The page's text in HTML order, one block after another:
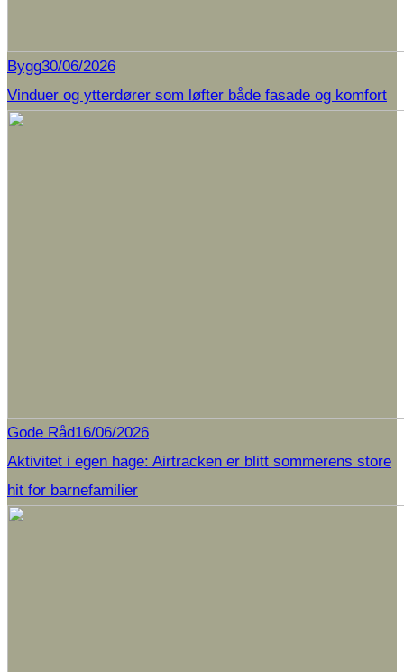
Bygg30/06/2026
Vinduer og ytterdører som løfter både fasade og komfort
Gode Råd16/06/2026
Aktivitet i egen hage: Airtracken er blitt sommerens store
hit for barnefamilier